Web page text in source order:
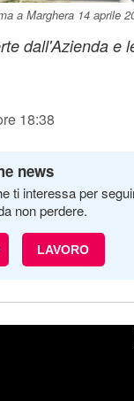
a Marghera 14 aprile
dall'Azienda e
18:38
news
ti interessa per
non perdere.
LAVORO